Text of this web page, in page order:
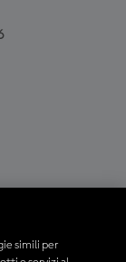
simili per